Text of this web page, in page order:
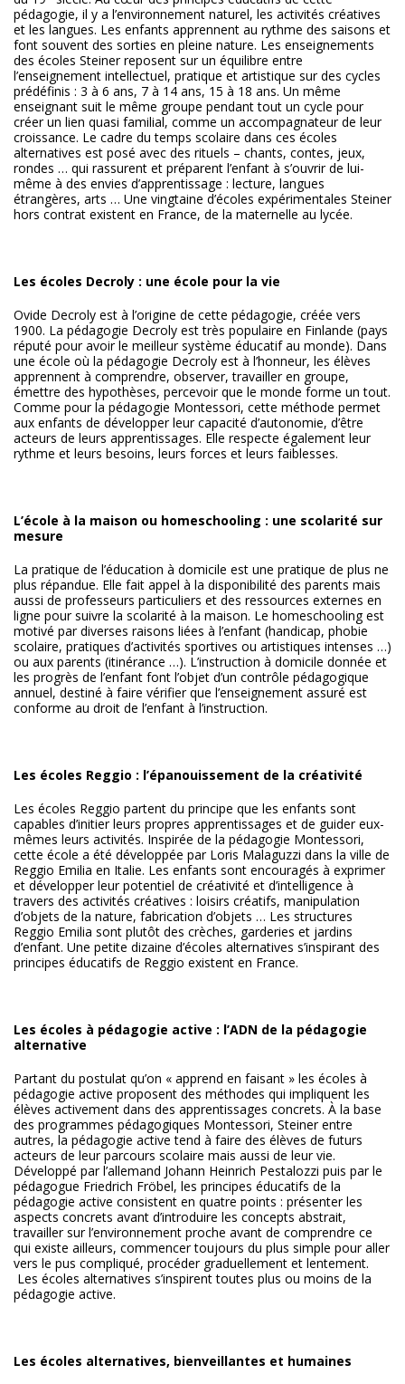
pédagogie, il y a l’environnement naturel, les activités créatives
et les langues. Les enfants apprennent au rythme des saisons et
font souvent des sorties en pleine nature. Les enseignements
des écoles Steiner reposent sur un équilibre entre
l’enseignement intellectuel, pratique et artistique sur des cycles
prédéfinis : 3 à 6 ans, 7 à 14 ans, 15 à 18 ans. Un même
enseignant suit le même groupe pendant tout un cycle pour
créer un lien quasi familial, comme un accompagnateur de leur
croissance. Le cadre du temps scolaire dans ces écoles
alternatives est posé avec des rituels – chants, contes, jeux,
rondes … qui rassurent et préparent l’enfant à s’ouvrir de lui-
même à des envies d’apprentissage : lecture, langues
étrangères, arts … Une vingtaine d’écoles expérimentales Steiner
hors contrat existent en France, de la maternelle au lycée.
Les écoles Decroly : une école pour la vie
Ovide Decroly est à l’origine de cette pédagogie, créée vers
1900. La pédagogie Decroly est très populaire en Finlande (pays
réputé pour avoir le meilleur système éducatif au monde). Dans
une école où la pédagogie Decroly est à l’honneur, les élèves
apprennent à comprendre, observer, travailler en groupe,
émettre des hypothèses, percevoir que le monde forme un tout.
Comme pour la pédagogie Montessori, cette méthode permet
aux enfants de développer leur capacité d’autonomie, d’être
acteurs de leurs apprentissages. Elle respecte également leur
rythme et leurs besoins, leurs forces et leurs faiblesses.
L’école à la maison ou homeschooling : une scolarité sur
mesure
La pratique de l’éducation à domicile est une pratique de plus ne
plus répandue. Elle fait appel à la disponibilité des parents mais
aussi de professeurs particuliers et des ressources externes en
ligne pour suivre la scolarité à la maison. Le homeschooling est
motivé par diverses raisons liées à l’enfant (handicap, phobie
scolaire, pratiques d’activités sportives ou artistiques intenses …)
ou aux parents (itinérance …). L’instruction à domicile donnée et
les progrès de l’enfant font l’objet d’un contrôle pédagogique
annuel, destiné à faire vérifier que l’enseignement assuré est
conforme au droit de l’enfant à l’instruction.
Les écoles Reggio : l’épanouissement de la créativité
Les écoles Reggio partent du principe que les enfants sont
capables d’initier leurs propres apprentissages et de guider eux-
mêmes leurs activités. Inspirée de la pédagogie Montessori,
cette école a été développée par Loris Malaguzzi dans la ville de
Reggio Emilia en Italie. Les enfants sont encouragés à exprimer
et développer leur potentiel de créativité et d’intelligence à
travers des activités créatives : loisirs créatifs, manipulation
d’objets de la nature, fabrication d’objets … Les structures
Reggio Emilia sont plutôt des crèches, garderies et jardins
d’enfant. Une petite dizaine d’écoles alternatives s’inspirant des
principes éducatifs de Reggio existent en France.
Les écoles à pédagogie active : l’ADN de la pédagogie
alternative
Partant du postulat qu’on « apprend en faisant » les écoles à
pédagogie active proposent des méthodes qui impliquent les
élèves activement dans des apprentissages concrets. À la base
des programmes pédagogiques Montessori, Steiner entre
autres, la pédagogie active tend à faire des élèves de futurs
acteurs de leur parcours scolaire mais aussi de leur vie.
Développé par l’allemand Johann Heinrich Pestalozzi puis par le
pédagogue Friedrich Fröbel, les principes éducatifs de la
pédagogie active consistent en quatre points : présenter les
aspects concrets avant d’introduire les concepts abstrait,
travailler sur l’environnement proche avant de comprendre ce
qui existe ailleurs, commencer toujours du plus simple pour aller
vers le pus compliqué, procéder graduellement et lentement.
Les écoles alternatives s’inspirent toutes plus ou moins de la
pédagogie active.
Les écoles alternatives, bienveillantes et humaines